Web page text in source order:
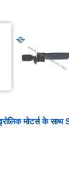
मोटर्स के साथ